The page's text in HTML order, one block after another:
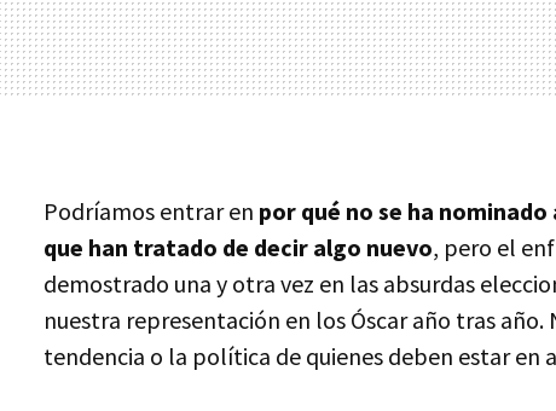
Podríamos entrar en por qué no se ha
que han tratado de decir algo nuevo, pero el
demostrado una y otra vez en las absurdas
nuestra representación en los Óscar año tras
tendencia o la política de quienes deben estar en